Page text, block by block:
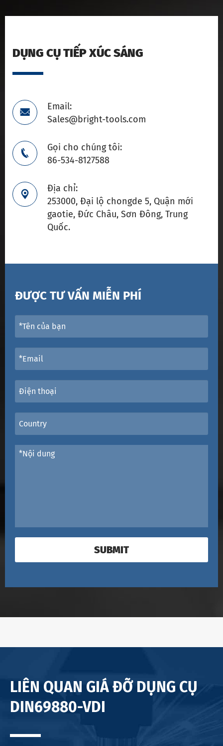
DỤNG CỤ TIẾP XÚC SÁNG

Email:
Sales@bright-tools.com

Gọi cho chúng tôi:
86-534-8127588

Địa chỉ:
253000, Đại lộ chongde 5, Quận mới
gaotie, Đức Châu, Sơn Đông, Trung
Quốc.
ĐƯỢC TƯ VẤN MIỄN PHÍ
SUBMIT
LIÊN QUAN GIÁ ĐỠ DỤNG CỤ
DIN69880-VDI